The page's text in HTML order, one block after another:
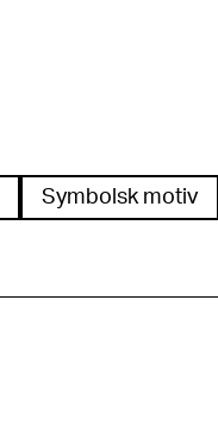
Symbolsk motiv